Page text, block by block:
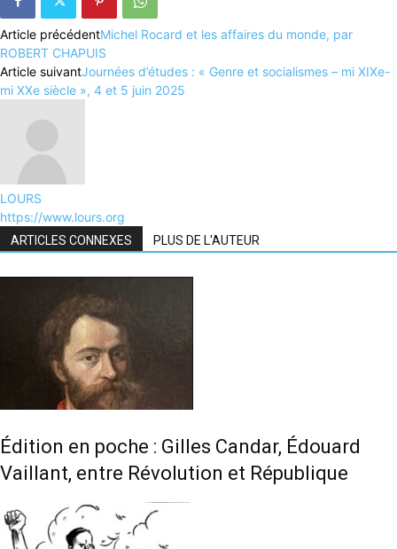
Article précédentMichel Rocard et les affaires du monde, par
ROBERT CHAPUIS
Article suivantJournées d’études : « Genre et socialismes – mi XIXe-
mi XXe siècle », 4 et 5 juin 2025
LOURS
https://www.lours.org
ARTICLES CONNEXES PLUS DE L'AUTEUR
Édition en poche : Gilles Candar, Édouard
Vaillant, entre Révolution et République